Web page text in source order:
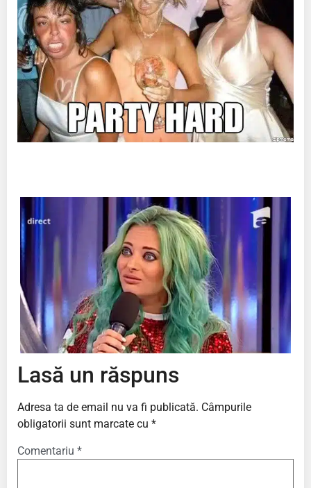
Lasă un răspuns
Adresa ta de email nu va fi publicată. Câmpurile
obligatorii sunt marcate cu *
Comentariu *